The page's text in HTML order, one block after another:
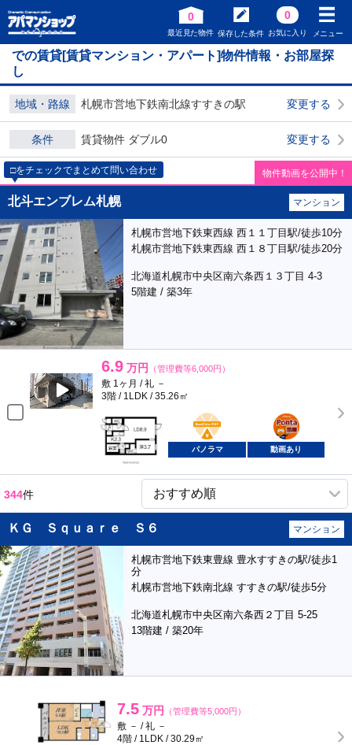
0
最近見た物件 保存した条件
0
お気に入り メニュー
での賃貸[賃貸マンション・アパート]物件情報・お部屋探
し
地域・路線 札幌市営地下鉄南北線すすきの駅 変更する
条件 賃貸物件 ダブル0 変更する
□をチェックでまとめて問い合わせ 物件動画を公開中！
北斗エンブレム札幌 マンション
札幌市営地下鉄東西線 西１１丁目駅/徒歩10分
札幌市営地下鉄東西線 西１８丁目駅/徒歩20分
北海道札幌市中央区南六条西１３丁目 4-3
5階建 / 築3年
6.9 万円 （管理費等6,000円）
敷 1ヶ月 / 礼 －
3階 / 1LDK / 35.26㎡
BunChinPAY
ポンタ
部屋
パノラマ 動画あり
344件
ＫＧ Ｓｑｕａｒｅ Ｓ６ マンション
札幌市営地下鉄東豊線 豊水すすきの駅/徒歩1
分
札幌市営地下鉄南北線 すすきの駅/徒歩5分
北海道札幌市中央区南六条西２丁目 5-25
13階建 / 築20年
7.5 万円 （管理費等5,000円）
敷 － / 礼 －
4階 / 1LDK / 30.29㎡